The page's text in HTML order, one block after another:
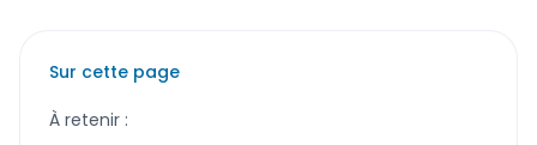
Sur cette page
À retenir :